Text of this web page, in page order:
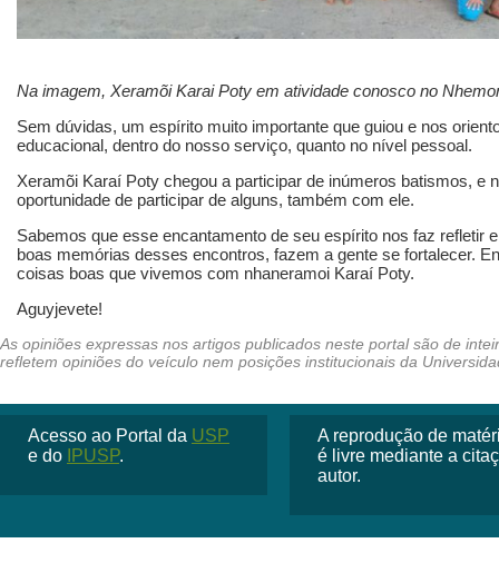
Na imagem, Xeramõi Karai Poty em atividade conosco no
Sem dúvidas, um espírito muito importante que guiou e nos
educacional, dentro do nosso serviço, quanto no nível pessoal.
Xeramõi Karaí Poty chegou a participar de inúmeros batismos, e
oportunidade de participar de alguns, também com ele.
Sabemos que esse encantamento de seu espírito nos faz refletir
boas memórias desses encontros, fazem a gente se fortalecer.
coisas boas que vivemos com nhaneramoi Karaí Poty.
Aguyjevete!
Acesso ao Portal da USP
e do
IPUSP.
A reprodução de
é livre mediante a
autor.